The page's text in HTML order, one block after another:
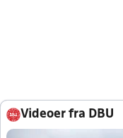
Videoer fra DBU